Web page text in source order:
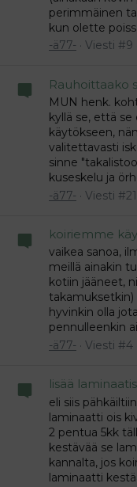
perimmäinen
kun olette
-ä77-
Viesti #9
Rauhoittaako
MUN henk.
kyllä se, että
käytökseen,
valitettavasti
sinne
kuseskelu ja
-ä77-
Viesti #21
koiriemme
vaikea sanoa,
meillä ainakin
kotiin jääneet,
takamuksetkin)
hyvinkin olla
pennulleenkin
-ä77-
Viesti #4
lisää
eli siis
laminaatti ois
2 pentua 5kk
kestävää se
kannalta, jos
laminaatti